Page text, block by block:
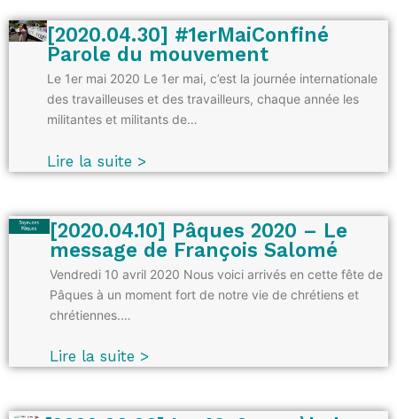
[2020.04.30] #1erMaiConfiné
Parole du mouvement
Le 1er mai 2020 Le 1er mai, c’est la journée internationale
des travailleuses et des travailleurs, chaque année les
militantes et militants de…
Lire la suite >
[2020.04.10] Pâques 2020 – Le
message de François Salomé
Vendredi 10 avril 2020 Nous voici arrivés en cette fête de
Pâques à un moment fort de notre vie de chrétiens et
chrétiennes.…
Lire la suite >